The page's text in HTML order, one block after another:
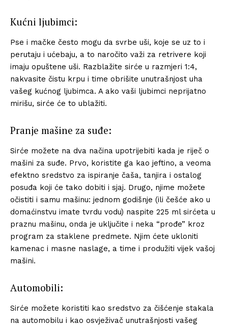
Kućni ljubimci:
Pse i mačke često mogu da svrbe uši, koje se uz to i
perutaju i ućebaju, a to naročito važi za retrivere koji
imaju opuštene uši. Razblažite sirće u razmjeri 1:4,
nakvasite čistu krpu i time obrišite unutrašnjost uha
vašeg kućnog ljubimca. A ako vaši ljubimci neprijatno
mirišu, sirće će to ublažiti.
Pranje mašine za suđe:
Sirće možete na dva načina upotrijebiti kada je riječ o
mašini za suđe. Prvo, koristite ga kao jeftino, a veoma
efektno sredstvo za ispiranje čaša, tanjira i ostalog
posuđa koji će tako dobiti i sjaj. Drugo, njime možete
očistiti i samu mašinu: jednom godišnje (ili češće ako u
domaćinstvu imate tvrdu vodu) naspite 225 ml sirćeta u
praznu mašinu, onda je uključite i neka “prođe” kroz
program za staklene predmete. Njim ćete ukloniti
kamenac i masne naslage, a time i produžiti vijek vašoj
mašini.
Automobili:
Sirće možete koristiti kao sredstvo za čišćenje stakala
na automobilu i kao osvježivač unutrašnjosti vašeg